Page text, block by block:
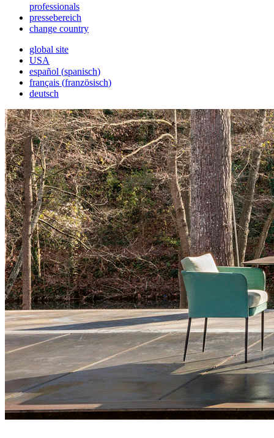
professionals
pressebereich
change country
global site
USA
español (spanisch)
français (französisch)
deutsch